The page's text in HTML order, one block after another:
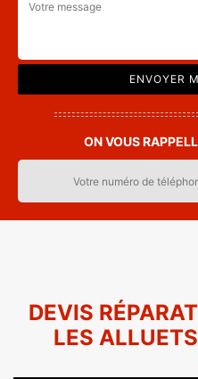
ON VOUS
DEVIS
LES